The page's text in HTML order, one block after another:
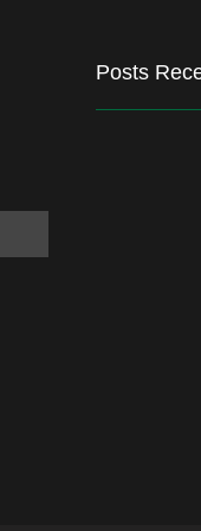
Posts